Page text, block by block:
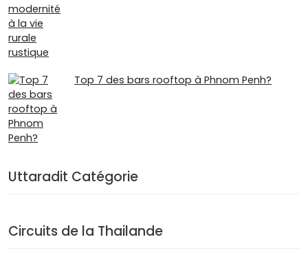
Top 7 des bars rooftop à Phnom Penh?
Uttaradit Catégorie
Circuits de la Thailande